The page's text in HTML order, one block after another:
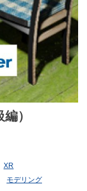
）
XR
モデリング